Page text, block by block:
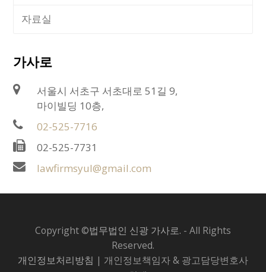
자료실
가사로
서울시 서초구 서초대로 51길 9,
마이빌딩 10층,
02-525-7716
02-525-7731
lawfirmsyul@gmail.com
Copyright ©법무법인 신광 가사로. - All Rights
Reserved.
개인정보처리방침 | 개인정보책임자 & 광고담당변호사